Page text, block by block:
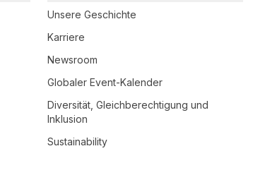
Unsere Geschichte
Karriere
Newsroom
Globaler Event-Kalender
Diversität, Gleichberechtigung und
Inklusion
Sustainability